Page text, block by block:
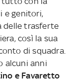
e genitori,
delle trasferte
così la sua
di squadra.
alcuni anni
e Favaretto